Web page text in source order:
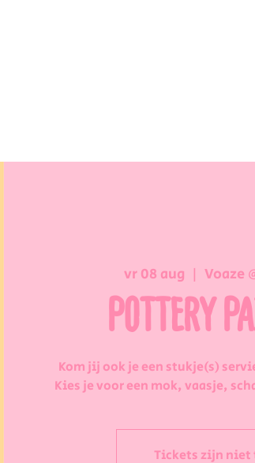
vr 08 aug
  |
Voaze
POTTERY
Kom jij ook je een stukje(s)
Kies je voor een mok, vaasje,
Tickets zijn niet